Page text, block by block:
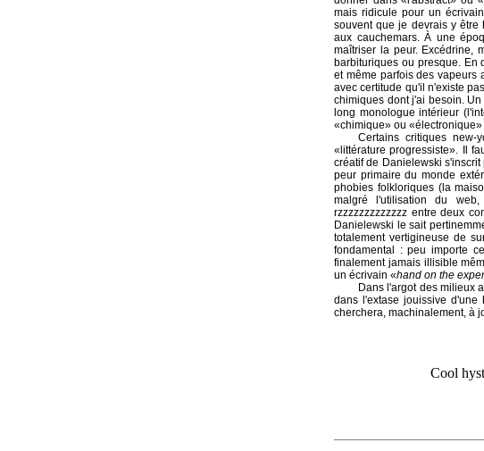
mais ridicule pour un
souvent que je devrais y être
aux cauchemars. À une
maîtriser la peur. Excédrine,
barbituriques ou presque. En
et même parfois des vapeurs
avec certitude qu'il n'existe
chimiques dont j'ai besoin.
long monologue intérieur
«chimique» ou
Certains critiques
«littérature progressiste». Il
créatif de Danielewski
peur primaire du monde
phobies folkloriques (la
malgré l'utilisation du
rzzzzzzzzzzzzz entre deux
Danielewski le sait
totalement vertigineuse de
fondamental : peu importe
finalement jamais illisible
un écrivain «hand on the
Dans l'argot des milieux
dans l'extase jouissive d'une
cherchera, machinalement, à
Cool